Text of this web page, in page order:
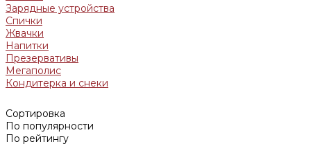
Зарядные устройства
Спички
Жвачки
Напитки
Презервативы
Мегаполис
Кондитерка и снеки
Сортировка
По популярности
По рейтингу